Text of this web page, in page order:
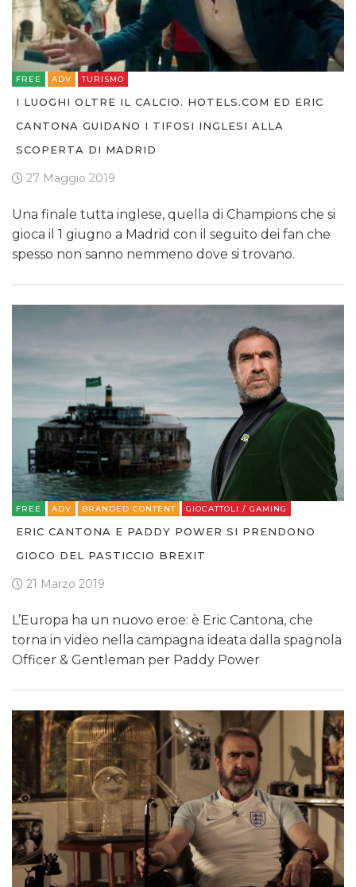
FREE ADV TURISMO
I LUOGHI OLTRE IL CALCIO. HOTELS.COM ED ERIC
CANTONA GUIDANO I TIFOSI INGLESI ALLA
SCOPERTA DI MADRID
27 Maggio 2019
Una finale tutta inglese, quella di Champions che si
gioca il 1 giugno a Madrid con il seguito dei fan che
spesso non sanno nemmeno dove si trovano.
FREE ADV BRANDED CONTENT GIOCATTOLI / GAMING
ERIC CANTONA E PADDY POWER SI PRENDONO
GIOCO DEL PASTICCIO BREXIT
21 Marzo 2019
L’Europa ha un nuovo eroe: è Eric Cantona, che
torna in video nella campagna ideata dalla spagnola
Officer & Gentleman per Paddy Power